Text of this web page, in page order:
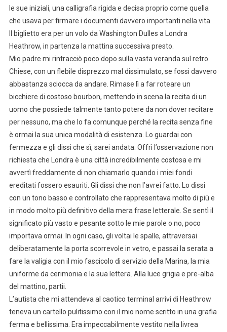
le sue iniziali, una calligrafia rigida e decisa proprio come quella
che usava per firmare i documenti davvero importanti nella vita.
Il biglietto era per un volo da Washington Dulles a Londra
Heathrow, in partenza la mattina successiva presto.
Mio padre mi rintracciò poco dopo sulla vasta veranda sul retro.
Chiese, con un flebile disprezzo mal dissimulato, se fossi davvero
abbastanza sciocca da andare. Rimase lì a far roteare un
bicchiere di costoso bourbon, mettendo in scena la recita di un
uomo che possiede talmente tanto potere da non dover recitare
per nessuno, ma che lo fa comunque perché la recita senza fine
è ormai la sua unica modalità di esistenza. Lo guardai con
fermezza e gli dissi che sì, sarei andata. Offrì l’osservazione non
richiesta che Londra è una città incredibilmente costosa e mi
avvertì freddamente di non chiamarlo quando i miei fondi
ereditati fossero esauriti. Gli dissi che non l’avrei fatto. Lo dissi
con un tono basso e controllato che rappresentava molto di più e
in modo molto più definitivo della mera frase letterale. Se sentì il
significato più vasto e pesante sotto le mie parole o no, poco
importava ormai. In ogni caso, gli voltai le spalle, attraversai
deliberatamente la porta scorrevole in vetro, e passai la serata a
fare la valigia con il mio fascicolo di servizio della Marina, la mia
uniforme da cerimonia e la sua lettera. Alla luce grigia e pre-alba
del mattino, partii.
L’autista che mi attendeva al caotico terminal arrivi di Heathrow
teneva un cartello pulitissimo con il mio nome scritto in una grafia
ferma e bellissima. Era impeccabilmente vestito nella livrea